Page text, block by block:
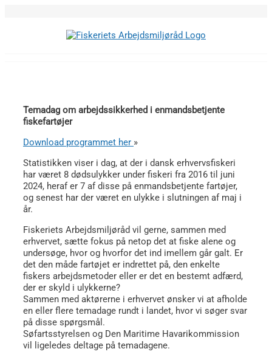
Temadag om arbejdssikkerhed i enmandsbetjente
fiskefartøjer
Download programmet her »
Statistikken viser i dag, at der i dansk erhvervsfiskeri
har været 8 dødsulykker under fiskeri fra 2016 til juni
2024, heraf er 7 af disse på enmandsbetjente fartøjer,
og senest har der været en ulykke i slutningen af maj i
år.
Fiskeriets Arbejdsmiljøråd vil gerne, sammen med
erhvervet, sætte fokus på netop det at fiske alene og
undersøge, hvor og hvorfor det ind imellem går galt. Er
det den måde fartøjet er indrettet på, den enkelte
fiskers arbejdsmetoder eller er det en bestemt adfærd,
der er skyld i ulykkerne?
Sammen med aktørerne i erhvervet ønsker vi at afholde
en eller flere temadage rundt i landet, hvor vi søger svar
på disse spørgsmål.
Søfartsstyrelsen og Den Maritime Havarikommission
vil ligeledes deltage på temadagene.